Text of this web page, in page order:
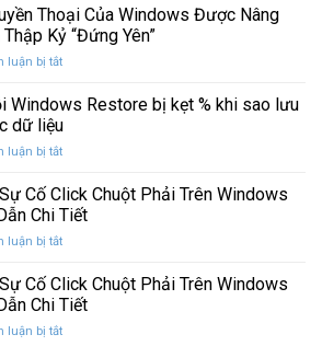
dẫn
cập
nhật
driver
đồ
họa
Windows
và
11
Thoại Của Windows Được Nâng
Kỷ “Đứng Yên”
luận bị tắtở
Run
Thoại
Của
Được
Nâng
Sau
Thập
Kỷ
Windows Restore bị kẹt % khi sao lưu
dữ liệu
luận bị tắtở
sửa
lỗi
Windows
Restore
kẹt
%
sao
Cố Click Chuột Phải Trên Windows
Chi Tiết
luận bị tắtở
Phục
Sự
Cố
Click
Cố Click Chuột Phải Trên Windows
Chi Tiết
luận bị tắtở